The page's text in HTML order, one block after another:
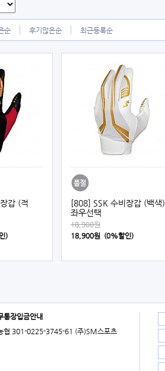
순 후기많은순 최근등록순
갑 (적
)
[808] SSK 수비장갑 (백색)
좌우선택
18,900원
18,900원 (0%할인)
통장입금안내
협 301-0225-3745-61 (주)SM스포츠